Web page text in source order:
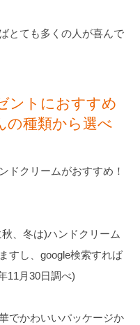
とても多くの人が喜んで
ントにおすすめ
種類から選べ
ドクリームがおすすめ！
、冬は)ハンドクリーム
すし、google検索すれば
11月30日調べ)
でかわいいパッケージか